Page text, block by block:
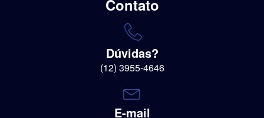
Contato
Dúvidas?
(12) 3955-4646
E-mail